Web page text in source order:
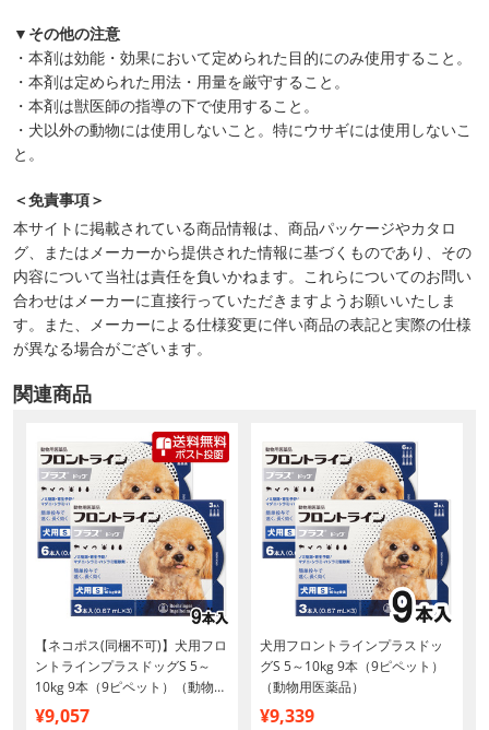
▼その他の注意
・本剤は効能・効果において定められた目的にのみ使用すること。
・本剤は定められた用法・用量を厳守すること。
・本剤は獣医師の指導の下で使用すること。
・犬以外の動物には使用しないこと。特にウサギには使用しないこ
と。
＜免責事項＞
本サイトに掲載されている商品情報は、商品パッケージやカタロ
グ、またはメーカーから提供された情報に基づくものであり、その
内容について当社は責任を負いかねます。これらについてのお問い
合わせはメーカーに直接行っていただきますようお願いいたしま
す。また、メーカーによる仕様変更に伴い商品の表記と実際の仕様
が異なる場合がございます。
関連商品
【ネコポス(同梱不可)】犬用フロ
ントラインプラスドッグS 5～
10kg 9本（9ピペット）（動物用
医薬品）
¥9,057
犬用フロントラインプラスドッ
グS 5～10kg 9本（9ピペット）
（動物用医薬品）
¥9,339